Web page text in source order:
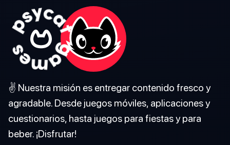
✌️ Nuestra misión es entregar contenido fresco y
agradable. Desde juegos móviles, aplicaciones y
cuestionarios, hasta juegos para fiestas y para
beber. ¡Disfrutar!